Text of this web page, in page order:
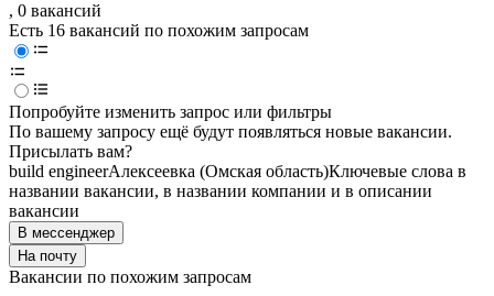
, 0 вакансий
Есть 16 вакансий по похожим запросам
Попробуйте изменить запрос или фильтры
По вашему запросу ещё будут появляться новые вакансии.
Присылать вам?
build engineerАлексеевка (Омская область)Ключевые слова в
названии вакансии, в названии компании и в описании
вакансии
В мессенджер
На почту
Вакансии по похожим запросам